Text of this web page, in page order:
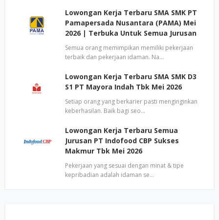
Lowongan Kerja Terbaru SMA SMK PT
Pamapersada Nusantara (PAMA) Mei
2026 | Terbuka Untuk Semua Jurusan
Semua orang memimpikan memiliki pekerjaan
terbaik dan pekerjaan idaman. Na…
Lowongan Kerja Terbaru SMA SMK D3
S1 PT Mayora Indah Tbk Mei 2026
Setiap orang yang berkarier pasti menginginkan
keberhasilan. Baik bagi seo…
Lowongan Kerja Terbaru Semua
Jurusan PT Indofood CBP Sukses
Makmur Tbk Mei 2026
Pekerjaan yang sesuai dengan minat & tipe
kepribadian adalah idaman se…